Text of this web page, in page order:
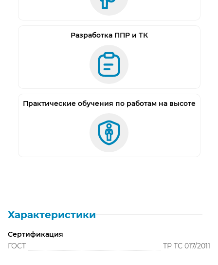
Разработка ППР и ТК
Практические обучения по работам на высоте
Характеристики
Сертификация
ГОСТ
ТР ТС 017/2011